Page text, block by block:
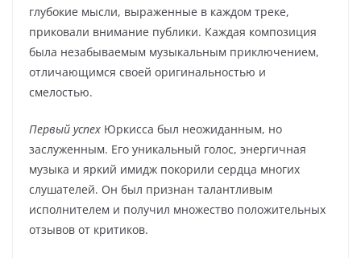
глубокие мысли, выраженные в каждом треке,
приковали внимание публики. Каждая композиция
была незабываемым музыкальным приключением,
отличающимся своей оригинальностью и
смелостью.
Первый успех Юркисса был неожиданным, но
заслуженным. Его уникальный голос, энергичная
музыка и яркий имидж покорили сердца многих
слушателей. Он был признан талантливым
исполнителем и получил множество положительных
отзывов от критиков.